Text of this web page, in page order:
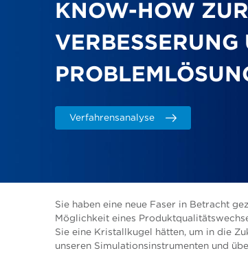
KNOW-HOW
VERBESSERUNG
Verfahrensanalyse
Sie haben eine neue Faser in Betracht
Möglichkeit eines
Sie eine Kristallkugel hätten, um in die
unseren Simulationsinstrumenten und